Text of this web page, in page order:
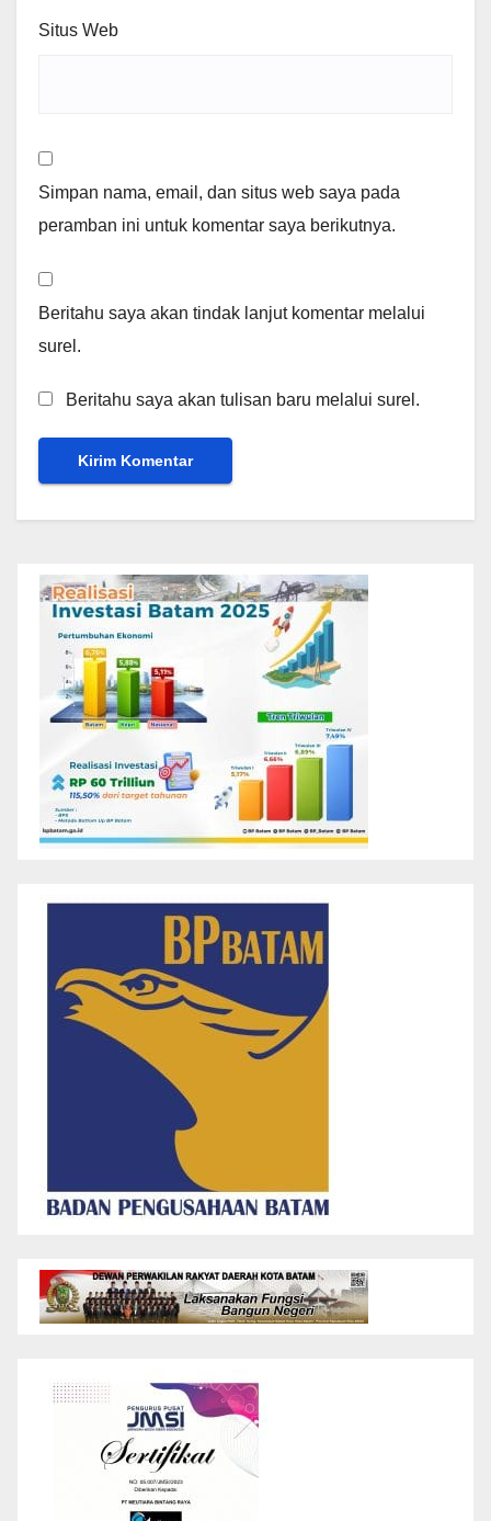
Situs Web
Simpan nama, email, dan situs web saya pada
peramban ini untuk komentar saya berikutnya.
Beritahu saya akan tindak lanjut komentar melalui
surel.
Beritahu saya akan tulisan baru melalui surel.